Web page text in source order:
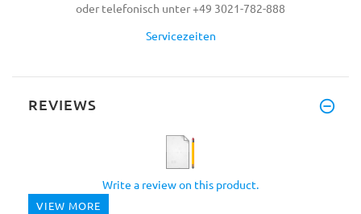
oder telefonisch unter +49 3021-782-888
Servicezeiten
REVIEWS
Write a review on this product.
VIEW MORE